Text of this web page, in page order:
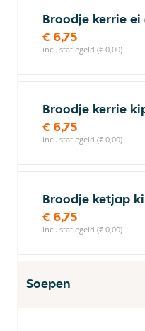
Broodje kerrie ei
€ 6,75
incl. statiegeld (€ 0,00)
Broodje kerrie
€ 6,75
incl. statiegeld (€ 0,00)
Broodje ketjap
€ 6,75
incl. statiegeld (€ 0,00)
Soepen